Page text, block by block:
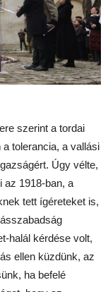
szerint a tordai
tolerancia, a vallási
Úgy vélte,
az 1918-ban, a
tett ígéreteket is,
halál kérdése volt,
ellen küzdünk, az
ha befelé